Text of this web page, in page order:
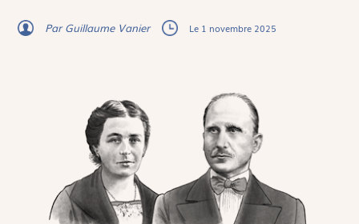
Par Guillaume Vanier Le 1 novembre 2025